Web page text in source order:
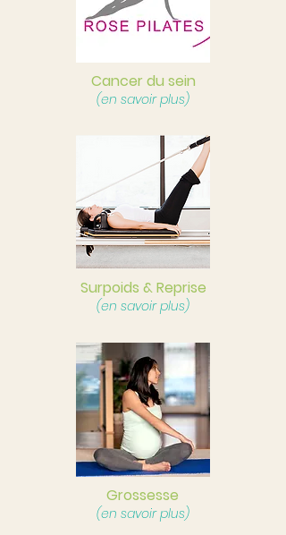
Cancer du sein
(en savoir plus)
Surpoids & Reprise
(en savoir plus)
Grossesse
(en savoir plus)